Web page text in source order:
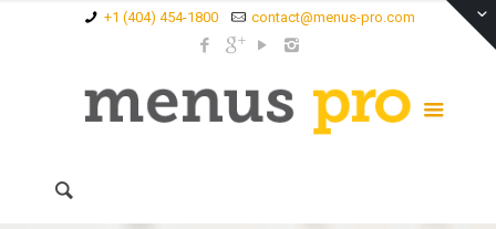
+1 (404) 454-1800 contact@menus-pro.com